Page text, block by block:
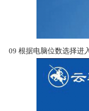
09 根据电脑位数选择进